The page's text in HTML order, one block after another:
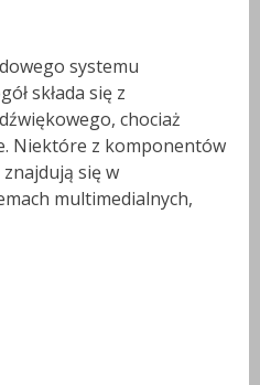
systemu
składa się z
chociaż
Niektóre z komponentów
się w
multimedialnych,